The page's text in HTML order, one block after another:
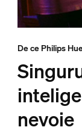
De ce Philips
nevoie